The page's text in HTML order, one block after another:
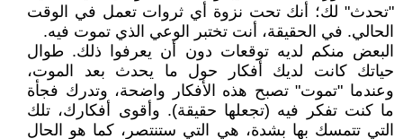
"تحدث" لك؛ أنك تحت نزوة أي ثروات تعمل في الوقت
الحالي. في الحقيقة، أنت تختبر الوعي الذي تموت فيه.
البعض منكم لديه توقعات دون أن يعرفوا ذلك. طوال
حياتك كانت لديك أفكار حول ما يحدث بعد الموت،
وعندما "تموت" تصبح هذه الأفكار واضحة، وتدرك فجأة
ما كنت تفكر فيه (تجعلها حقيقة). وأقوى أفكارك، تلك
التي تتمسك بها بشدة، هي التي ستنتصر، كما هو الحال